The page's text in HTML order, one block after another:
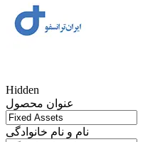
Hidden
عنوان محصول
نام و نام خانوادگی